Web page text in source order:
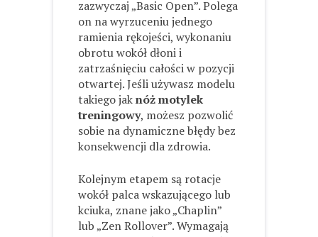
zazwyczaj „Basic Open”. Polega
on na wyrzuceniu jednego
ramienia rękojeści, wykonaniu
obrotu wokół dłoni i
zatrzaśnięciu całości w pozycji
otwartej. Jeśli używasz modelu
takiego jaknóż motylek
treningowy, możesz pozwolić
sobie na dynamiczne błędy bez
konsekwencji dla zdrowia.
Kolejnym etapem są rotacje
wokół palca wskazującego lub
kciuka, znane jako „Chaplin”
lub „Zen Rollover”. Wymagają